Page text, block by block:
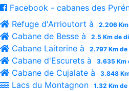
Facebook - cabanes des
Refuge d'Arrioutort à
2.206
Cabane de Besse à 2.5 Km de
Cabane Laiterine à 2.797 Km
Cabane d'Escurets à 3.635 Km
Cabane de Cujalate à 3.848
Lacs du Montagnon 1.32 Km